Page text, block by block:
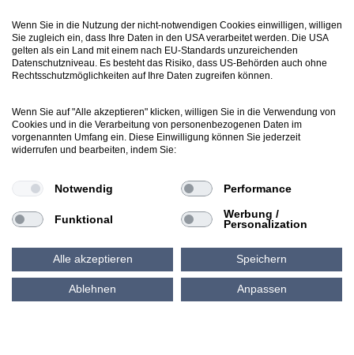
Support
Webticket erstellen
Newsletter
Inside LuArtX IT
Impressum
Cookie-Richtlinie (EU)
Wenn Sie in die Nutzung der nicht-notwendigen Cookies einwilligen, willigen
Sie zugleich ein, dass Ihre Daten in den USA verarbeitet werden. Die USA
gelten als ein Land mit einem nach EU-Standards unzureichenden
Datenschutzniveau. Es besteht das Risiko, dass US-Behörden auch ohne
Rechtsschutzmöglichkeiten auf Ihre Daten zugreifen können.
Wenn Sie auf "Alle akzeptieren" klicken, willigen Sie in die Verwendung von
Cookies und in die Verarbeitung von personenbezogenen Daten im
vorgenannten Umfang ein. Diese Einwilligung können Sie jederzeit
widerrufen und bearbeiten, indem Sie:
Notwendig Performance
Funktional
Werbung /
Personalization
Alle akzeptieren Speichern
Ablehnen Anpassen